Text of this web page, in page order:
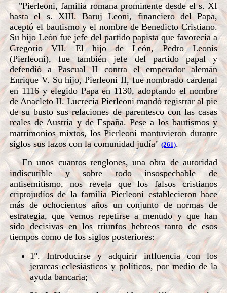
"Pierleoni, familia romana prominente desde el s. XI
hasta el s. XIII. Baruj Leoni, financiero del Papa,
aceptó el bautismo y el nombre de Benedicto Cristiano.
Su hijo León fue jefe del partido papista que favorecía a
Gregorio VII. El hijo de León, Pedro Leonis
(Pierleoni), fue también jefe del partido papal y
defendió a Pascual II contra el emperador alemán
Enrique V. Su hijo, Pierleoni II, fue nombrado cardenal
en 1116 y elegido Papa en 1130, adoptando el nombre
de Anacleto II. Lucrecia Pierleoni mandó registrar al pie
de su busto sus relaciones de parentesco con las casas
reales de Austria y de España. Pese a los bautismos y
matrimonios mixtos, los Pierleoni mantuvieron durante
siglos sus lazos con la comunidad judía" (261).
En unos cuantos renglones, una obra de autoridad
indiscutible y sobre todo insospechable de
antisemitismo, nos revela que los falsos cristianos
criptojudíos de la familia Pierleoni establecieron hace
más de ochocientos años un conjunto de normas de
estrategia, que vemos repetirse a menudo y que han
sido decisivas en los triunfos hebreos tanto de esos
tiempos como de los siglos posteriores:
1º. Introducirse y adquirir influencia con los
jerarcas eclesiásticos y políticos, por medio de la
ayuda bancaria;